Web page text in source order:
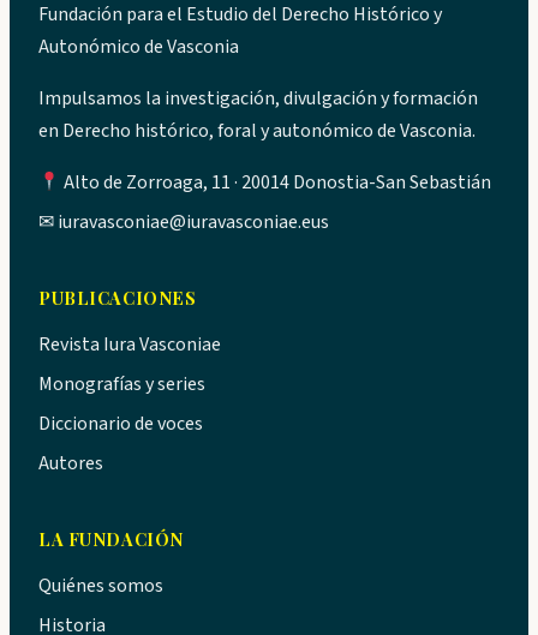
Fundación para el Estudio del Derecho Histórico y
Autonómico de Vasconia
Impulsamos la investigación, divulgación y formación
en Derecho histórico, foral y autonómico de Vasconia.
Alto de Zorroaga, 11 · 20014 Donostia-San Sebastián
✉iuravasconiae@iuravasconiae.eus
PUBLICACIONES
Revista Iura Vasconiae
Monografías y series
Diccionario de voces
Autores
LA FUNDACIÓN
Quiénes somos
Historia